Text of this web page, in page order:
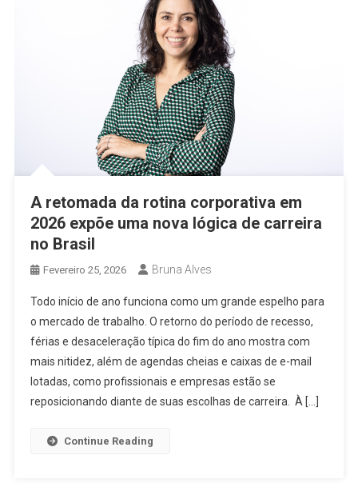
A retomada da rotina corporativa em
2026 expõe uma nova lógica de carreira
no Brasil
Fevereiro 25, 2026 Bruna Alves
Todo início de ano funciona como um grande espelho para
o mercado de trabalho. O retorno do período de recesso,
férias e desaceleração típica do fim do ano mostra com
mais nitidez, além de agendas cheias e caixas de e-mail
lotadas, como profissionais e empresas estão se
reposicionando diante de suas escolhas de carreira. À […]
Continue Reading